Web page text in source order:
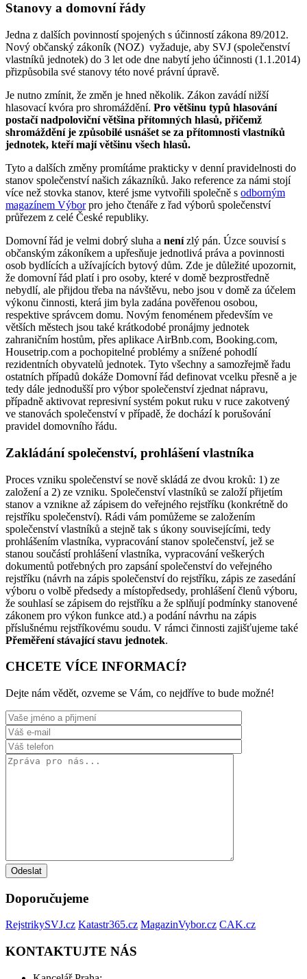
Stanovy a domovní řády
Jedna z dalších povinností spojených s účinností zákona 89/2012.
Nový občanský zákoník (NOZ) vyžaduje, aby SVJ (společenství
vlastníků jednotek) do 3 let ode dne nabytí jeho účinnosti (1.1.2014)
přizpůsobila své stanovy této nové právní úpravě.
Je nutno zmínit, že změn je hned několik. Zákon zavádí nižší
hlasovací kvóra pro shromáždění. Pro většinu typů hlasování
postačí nadpoloviční většina přítomných hlasů, přičemž
shromáždění je způsobilé usnášet se za přítomnosti vlastníků
jednotek, kteří mají většinu všech hlasů.
Tyto a dalších změny promítáme prakticky v denní pravidelnosti do
stanov společenství našich zákazníků. Jako reference za námi stojí
více než stovka stanov, které jsme vytvořili společně s odborným
magazínem Výborpro jeho čtenáře z řad výborů společenství
průřezem z celé České republiky.
Domovní řád je velmi dobrý sluha a nenízlý pán. Úzce souvisí s
občanským zákoníkem a upřesňuje jednotlivá práva a povinnosti
osob bydlících a užívajících bytový dům. Zde je důležité upozornit,
že domovní řád platí i pro osoby, které v domě bezprostředně
nebydlí, ale přijdou třeba na návštěvu, nebo jsou v domě za účelem
výkonu činnosti, která jim byla zadána pověřenou osobou,
respektive správcem domu. Novým fenoménem především ve
větších městech jsou také krátkodobé pronájmy jednotek
zahraničním hostům, přes aplikace AirBnb.com, Booking.com,
Housetrip.com a pochopitelné problémy a snížené pohodlí
rezidentních obyvatelů jednotek. Tyto všechny a samozřejmě řadu
ostatních případů dokáže Domovní řád definovat vcelku přesně a je
tedy dále jednodušší pro výbor společenství zjednat nápravu,
případně aktivovat represivní systém pokut ruku v ruce zakotvený
ve stanovách společenství v případě, že dochází k porušování
pravidel domovního řádu.
Zakládání společenství, prohlášení vlastníka
Proces vzniku společenství se nově skládá ze dvou kroků: 1) ze
založení a 2) ze vzniku. Společenství vlastníků se založí přijetím
stanov a vznikne až zápisem do veřejného rejstříku (konkrétně do
rejstříku společenství). Rádi vám pomůžeme se založením
společenství vlastníků a stejně tak s úkony souvisejícími, tedy
prohlášením vlastníka, vypracování stanov společenství, jež se
stanou součástí prohlášení vlastníka, vypracování veškerých
dokumentů potřebných pro zapsání společenství do veřejného
rejstříku (návrh na zápis společenství do rejstříku, zápis ze zasedání
výboru o volbě předsedy a místopředsedy, prohlášení členů výboru,
že souhlasí se zápisem do rejstříku a že splňují podmínky stanovené
zákonem pro výkon funkce atd.) a podání návrhu na zápis
příslušnému rejstříkovému soudu. V rámci činnosti zajišťujeme také
Přeměření stávající stavu jednotek.
CHCETE VÍCE INFORMACÍ?
Dejte nám vědět, ozveme se Vám, co nejdříve to bude možné!
Doporučujeme
RejstrikySVJ.cz Katastr365.cz MagazinVybor.cz CAK.cz
KONTAKTUJTE NÁS